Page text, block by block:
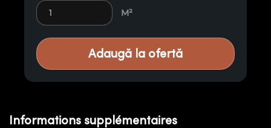
Lambris Premium M39 quantity
M²
Adaugă la ofertă
Informations supplémentaires